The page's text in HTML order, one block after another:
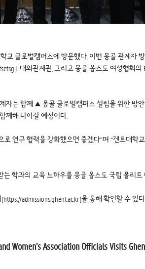
글로벌캠퍼스에 방문했다. 이번 몽골 관계자
대외관계관, 그리고 몽골 옵스도 여성협회의
자는 함께 ▲ 몽골 글로벌캠퍼스 설립을 위한
께해 나아갈 예정이다.
연구 협력을 강화했으면 좋겠다”며 “겐트대
학과의 교육 노하우를 몽골 옵스도 국립 폴리
admissions.ghent.ac.kr)을 통해 확인할 수 있
Women’s Association Officials Visits